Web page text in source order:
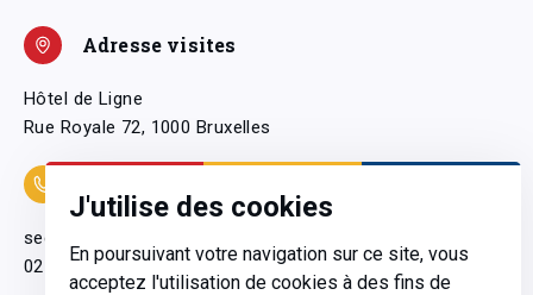
J'utilise des cookies
En poursuivant votre navigation sur ce site, vous
acceptez l'utilisation de cookies à des fins de
Adresse visites
Hôtel de Ligne
Rue Royale 72, 1000 Bruxelles
secretariatgeneral@pfwb.be
02 506 38 11